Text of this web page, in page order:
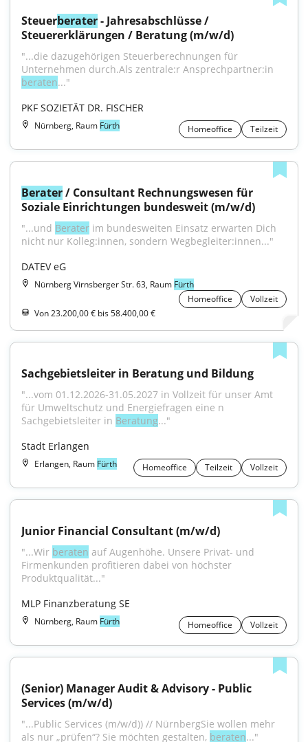
Steuerberater - Jahresabschlüsse /
Steuererklärungen / Beratung (m/w/d)
"...die dazugehörigen Steuerberechnungen für
beraten..."
PKF SOZIETÄT DR. FISCHER
Nürnberg, Raum Fürth Homeoffice Teilzeit
Berater / Consultant Rechnungswesen für
Soziale Einrichtungen bundesweit (m/w/d)
"...und Berater im bundesweiten Einsatz erwarten Dich
nicht nur Kolleg:innen, sondern Wegbegleiter:innen..."
DATEV eG
Nürnberg Virnsberger Str. 63, Raum Fürth
Homeoffice
Vollzeit
Von 23.200,00 € bis 58.400,00 €
Sachgebietsleiter in Beratung und Bildung
"...vom 01.12.2026-31.05.2027 in Vollzeit für unser Amt
für Umweltschutz und Energiefragen eine n
Sachgebietsleiter in Beratung..."
Stadt Erlangen
Erlangen, Raum Fürth Homeoffice Teilzeit Vollzeit
Junior Financial Consultant (m/w/d)
"...Wir beraten auf Augenhöhe. Unsere Privat- und
Firmenkunden profitieren dabei von höchster
Produktqualität..."
MLP Finanzberatung SE
Nürnberg, Raum Fürth Homeoffice Vollzeit
(Senior) Manager Audit & Advisory - Public
Services (m/w/d)
"...Public Services (m/w/d)) // NürnbergSie wollen mehr
als nur „prüfen“? Sie möchten gestalten, beraten..."